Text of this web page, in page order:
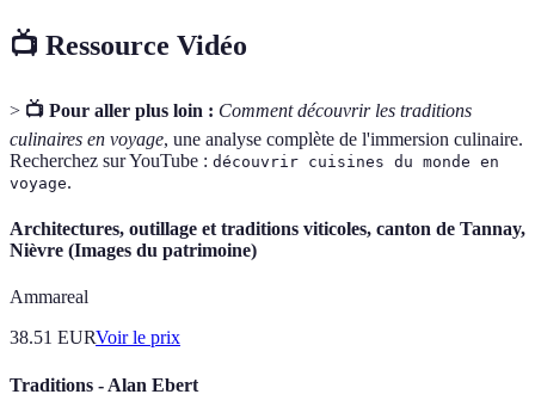
📺 Ressource Vidéo
> 📺 Pour aller plus loin : Comment découvrir les traditions
culinaires en voyage, une analyse complète de l'immersion culinaire.
Recherchez sur YouTube : découvrir cuisines du monde en
voyage.
Architectures, outillage et traditions viticoles, canton de Tannay,
Nièvre (Images du patrimoine)
Ammareal
38.51 EURVoir le prix
Traditions - Alan Ebert